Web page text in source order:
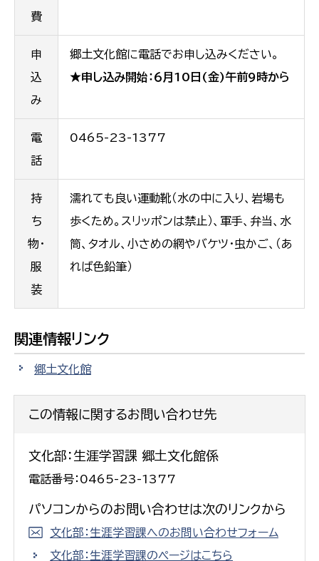
費
申
込
み
郷土文化館に電話でお申し込みください。
★申し込み開始：６月10日(金)午前9時から
電
話
0465-23-1377
持
ち
物・
服
装
濡れても良い運動靴（水の中に入り、岩場も
歩くため。スリッポンは禁止）、軍手、弁当、水
筒、タオル、小さめの網やバケツ・虫かご、（あ
れば色鉛筆）
関連情報リンク
郷土文化館
この情報に関するお問い合わせ先
文化部：生涯学習課 郷土文化館係
電話番号：0465-23-1377
パソコンからのお問い合わせは次のリンクから
文化部：生涯学習課へのお問い合わせフォーム
文化部：生涯学習課のページはこちら